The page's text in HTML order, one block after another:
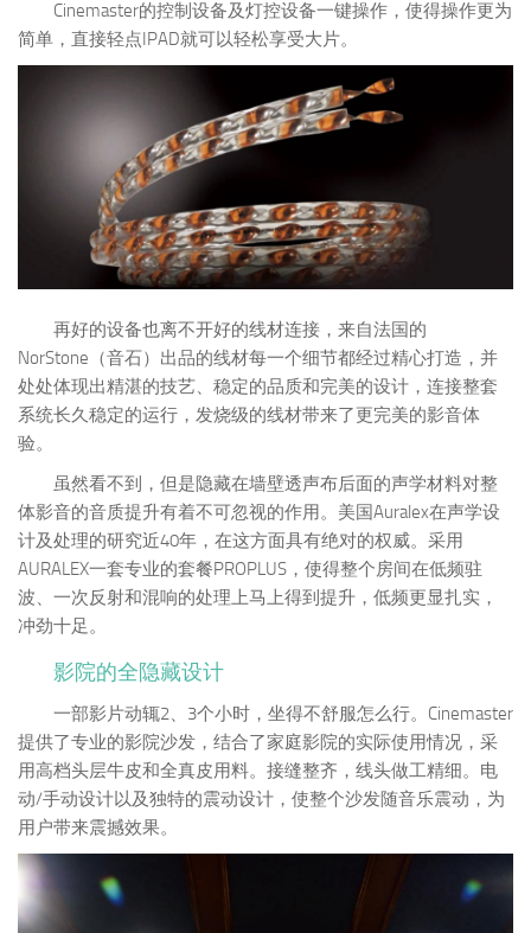
Cinemaster的控制设备及灯控设备一键操作，使得操作更为
简单，直接轻点IPAD就可以轻松享受大片。
再好的设备也离不开好的线材连接，来自法国的
NorStone（音石）出品的线材每一个细节都经过精心打造，并
处处体现出精湛的技艺、稳定的品质和完美的设计，连接整套
系统长久稳定的运行，发烧级的线材带来了更完美的影音体
验。
虽然看不到，但是隐藏在墙壁透声布后面的声学材料对整
体影音的音质提升有着不可忽视的作用。美国Auralex在声学设
计及处理的研究近40年，在这方面具有绝对的权威。采用
AURALEX一套专业的套餐PROPLUS，使得整个房间在低频驻
波、一次反射和混响的处理上马上得到提升，低频更显扎实，
冲劲十足。
影院的全隐藏设计
一部影片动辄2、3个小时，坐得不舒服怎么行。Cinemaster
提供了专业的影院沙发，结合了家庭影院的实际使用情况，采
用高档头层牛皮和全真皮用料。接缝整齐，线头做工精细。电
动/手动设计以及独特的震动设计，使整个沙发随音乐震动，为
用户带来震撼效果。